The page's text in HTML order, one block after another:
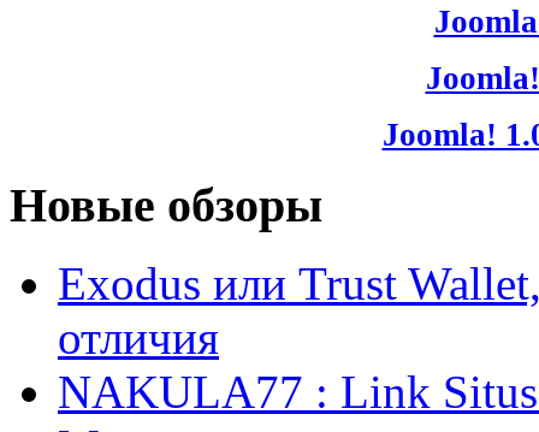
Joomla!
Новые обзоры
Exodus или Trust
отличия
NAKULA77 : Link Situs